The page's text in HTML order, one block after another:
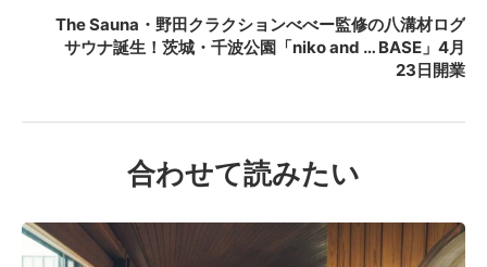
The Sauna・野田クラクションべべー監修の八溝材ログ
サウナ誕生！茨城・千波公園「niko and … BASE」4月
23日開業
合わせて読みたい